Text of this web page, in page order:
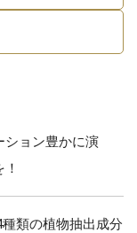
ション豊かに演
類の植物抽出成分